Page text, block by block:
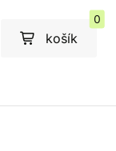
košík
0